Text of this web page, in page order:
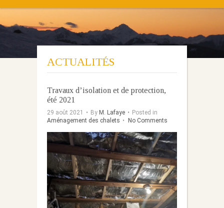
ACTUALITÉS
Travaux d’isolation et de protection,
été 2021
29 août 2021 • By M. Lafaye • Posted in
Aménagement des chalets • No Comments